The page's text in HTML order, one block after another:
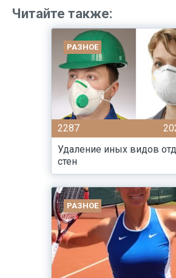
Читайте также:
РАЗНОЕ
2287
Удаление иных видов
стен
РАЗНОЕ